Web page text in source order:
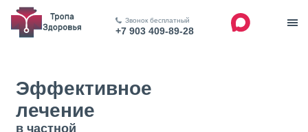
Звонок бесплатный
+7 903 409-89-28
Эффективное
лечение
в частной